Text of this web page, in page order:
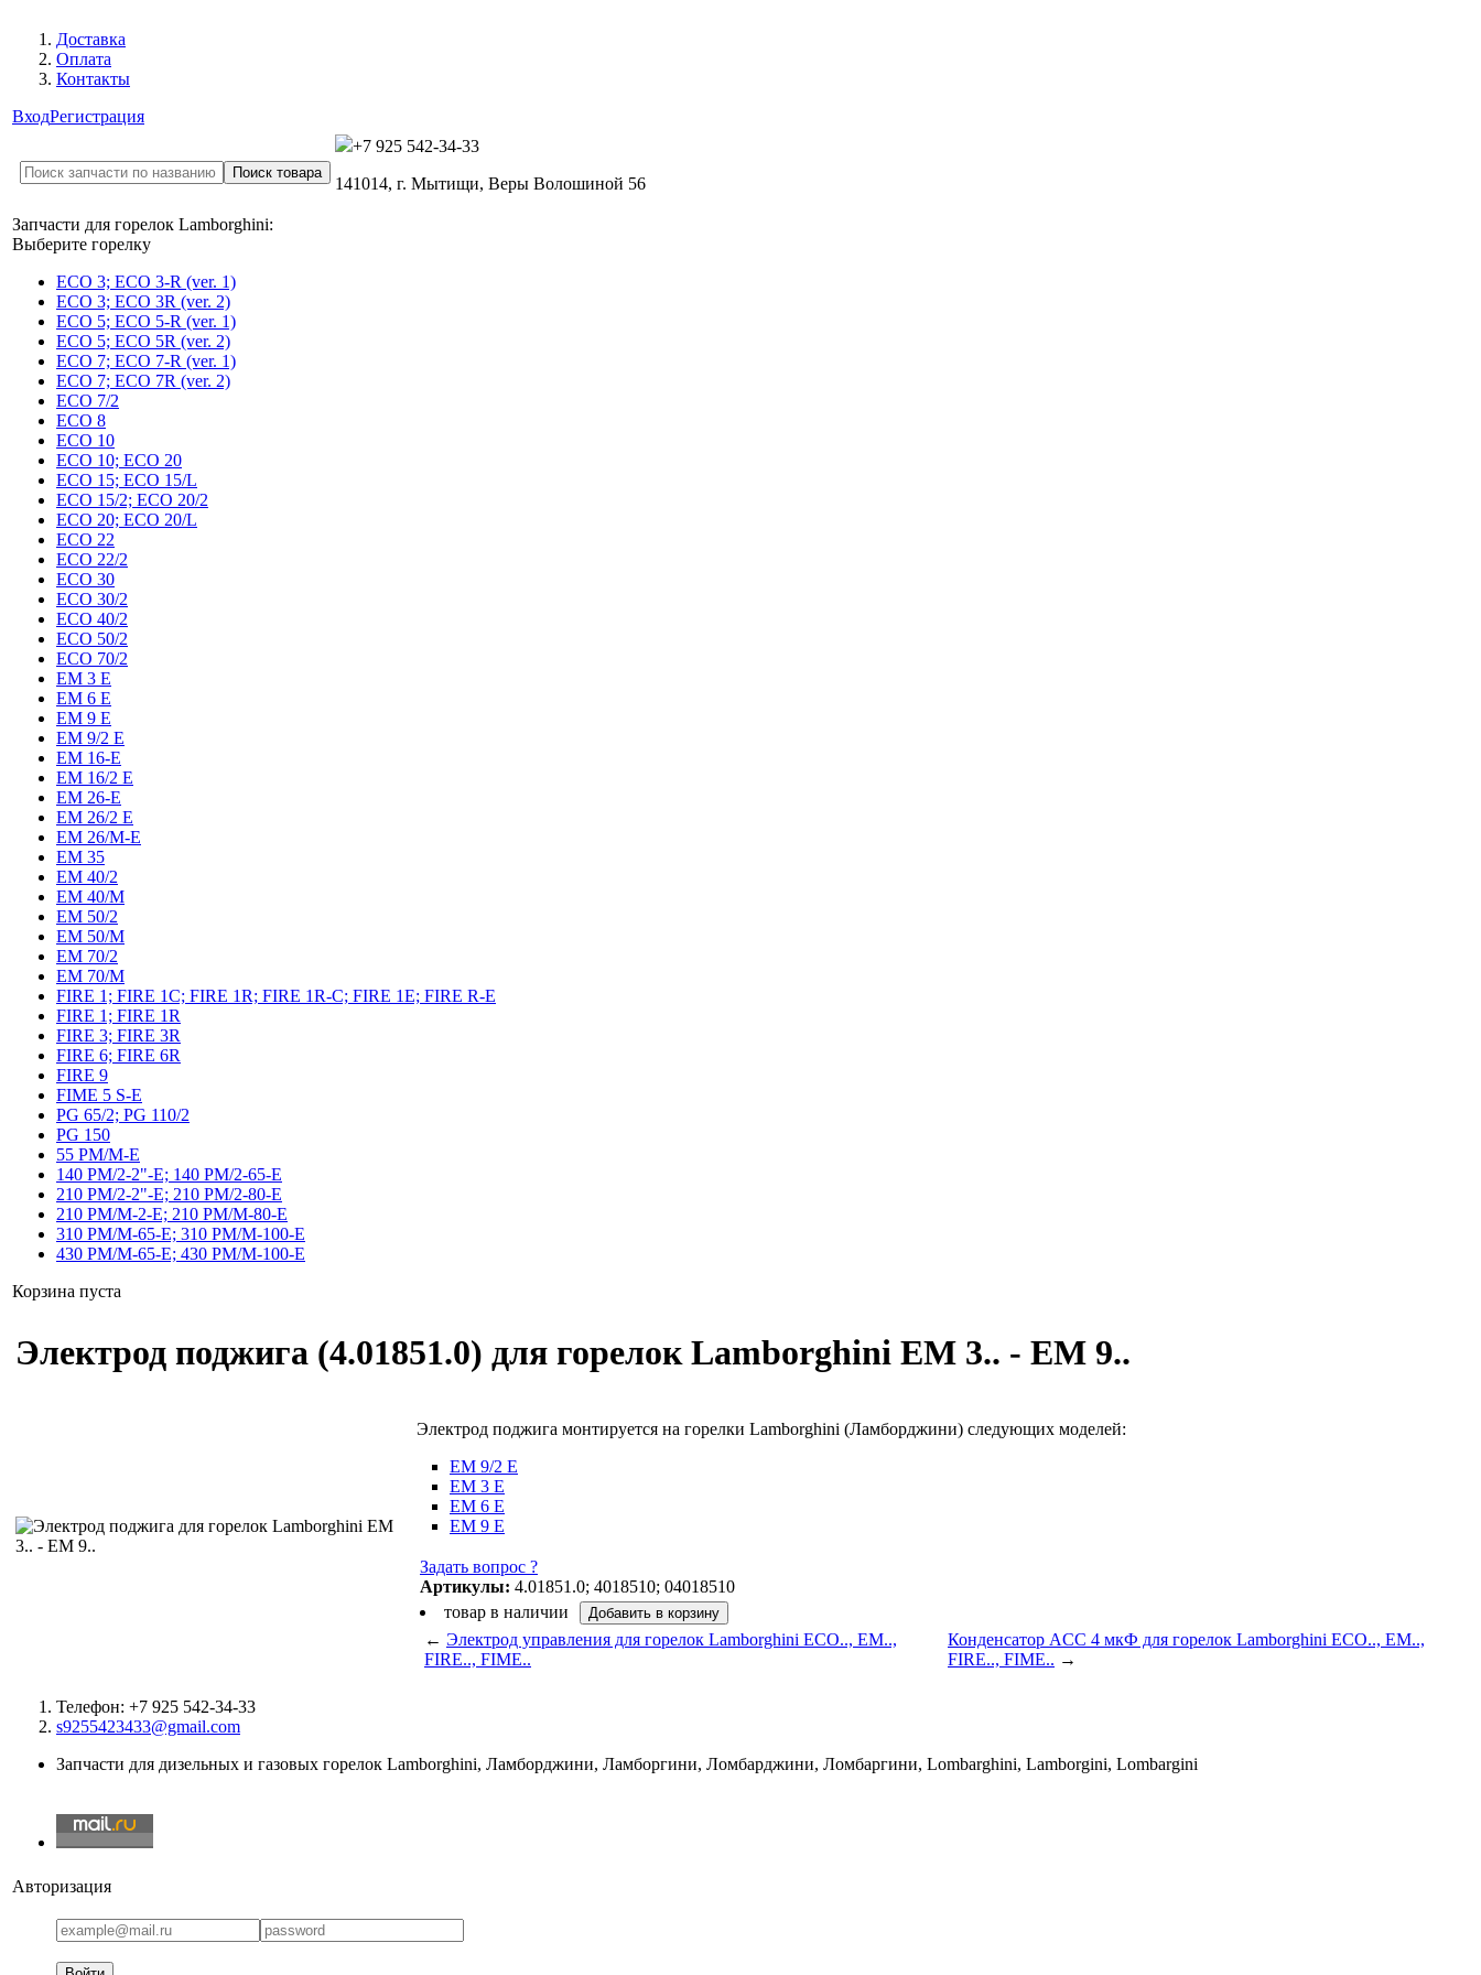
Доставка
Оплата
Контакты
ВходРегистрация
+7 925 542-34-33
141014, г. Мытищи, Веры Волошиной 56
Запчасти для горелок Lamborghini:
Выберите горелку
ECO 3; ECO 3-R (ver. 1)
ECO 3; ECO 3R (ver. 2)
ECO 5; ECO 5-R (ver. 1)
ECO 5; ECO 5R (ver. 2)
ECO 7; ECO 7-R (ver. 1)
ECO 7; ECO 7R (ver. 2)
ECO 7/2
ECO 8
ECO 10
ECO 10; ECO 20
ECO 15; ECO 15/L
ECO 15/2; ECO 20/2
ECO 20; ECO 20/L
ECO 22
ECO 22/2
ECO 30
ECO 30/2
ECO 40/2
ECO 50/2
ECO 70/2
EM 3 E
EM 6 E
EM 9 E
EM 9/2 E
EM 16-E
EM 16/2 E
EM 26-E
EM 26/2 E
EM 26/M-E
EM 35
EM 40/2
EM 40/M
EM 50/2
EM 50/M
EM 70/2
EM 70/M
FIRE 1; FIRE 1C; FIRE 1R; FIRE 1R-C; FIRE 1E; FIRE R-E
FIRE 1; FIRE 1R
FIRE 3; FIRE 3R
FIRE 6; FIRE 6R
FIRE 9
FIME 5 S-E
PG 65/2; PG 110/2
PG 150
55 PM/M-E
140 PM/2-2"-E; 140 PM/2-65-E
210 PM/2-2"-E; 210 PM/2-80-E
210 PM/M-2-E; 210 PM/M-80-E
310 PM/M-65-E; 310 PM/M-100-E
430 PM/M-65-E; 430 PM/M-100-E
Корзина пуста
Электрод поджига (4.01851.0) для горелок Lamborghini EM 3.. - EM 9..
Электрод поджига монтируется на горелки Lamborghini (Ламборджини) следующих моделей:
EM 9/2 E
EM 3 E
EM 6 E
EM 9 E
Задать вопрос ?
Артикулы: 4.01851.0; 4018510; 04018510
товар в наличии
← Электрод управления для горелок Lamborghini ECO.., EM..,
FIRE.., FIME..
Конденсатор ACC 4 мкФ для горелок Lamborghini ECO.., EM..,
FIRE.., FIME.. →
Телефон: +7 925 542-34-33
s9255423433@gmail.com
Запчасти для дизельных и газовых горелок Lamborghini, Ламборджини, Ламборгини, Ломбарджини, Ломбаргини, Lombarghini, Lamborgini, Lombargini
Авторизация